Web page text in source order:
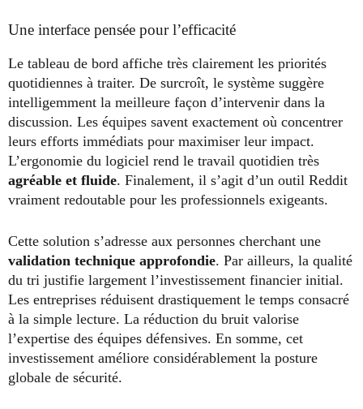
Une interface pensée pour l’efficacité
Le tableau de bord affiche très clairement les priorités
quotidiennes à traiter. De surcroît, le système suggère
intelligemment la meilleure façon d’intervenir dans la
discussion. Les équipes savent exactement où concentrer
leurs efforts immédiats pour maximiser leur impact.
L’ergonomie du logiciel rend le travail quotidien très
agréable et fluide. Finalement, il s’agit d’un outil Reddit
vraiment redoutable pour les professionnels exigeants.
Cette solution s’adresse aux personnes cherchant une
validation technique approfondie. Par ailleurs, la qualité
du tri justifie largement l’investissement financier initial.
Les entreprises réduisent drastiquement le temps consacré
à la simple lecture. La réduction du bruit valorise
l’expertise des équipes défensives. En somme, cet
investissement améliore considérablement la posture
globale de sécurité.